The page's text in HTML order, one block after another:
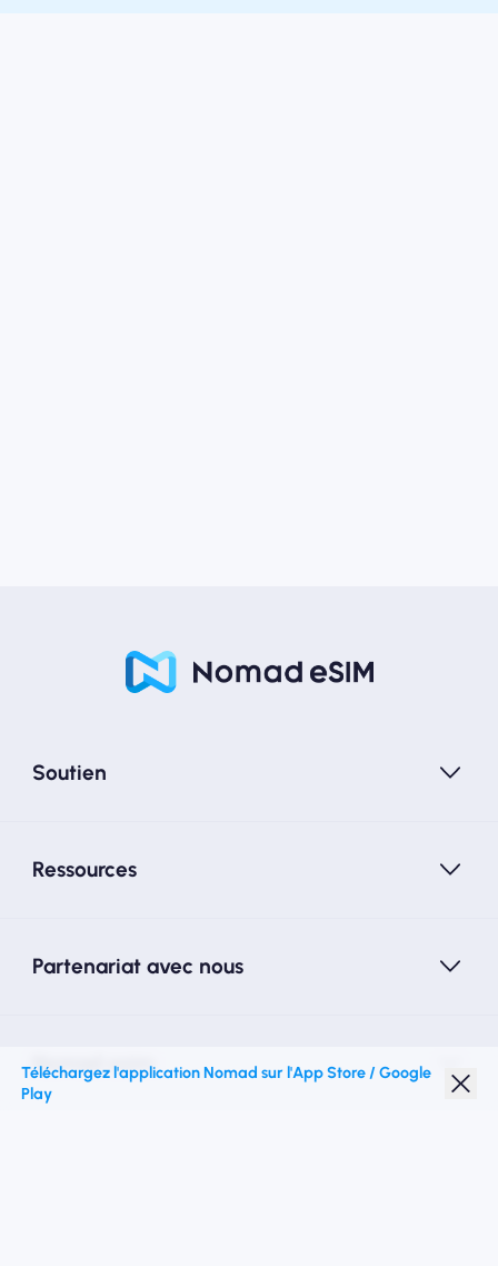
Soutien
Ressources
Partenariat avec nous
Nomad esim
Téléchargez l'application Nomad sur l'App Store / Google
Play